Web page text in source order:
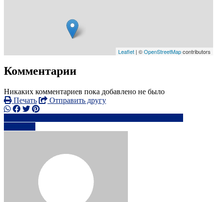
Leaflet | ©OpenStreetMapcontributors
Комментарии
Никаких комментариев пока добавлено не было
Печать
Отправить другу